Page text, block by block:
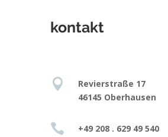
kontakt

Revierstraße 17
46145 Oberhausen
 +49 208 . 629 49 540